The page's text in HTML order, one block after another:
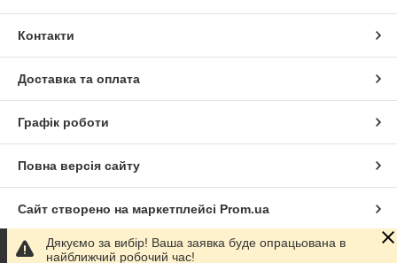
Контакти
Доставка та оплата
Графік роботи
Повна версія сайту
Сайт створено на маркетплейсі Prom.ua
Політика конфіденційності
Дякуємо за вибір! Ваша заявка буде опрацьована в
найближчий робочий час!